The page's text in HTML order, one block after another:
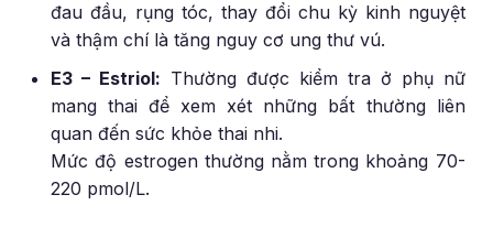
đau đầu, rụng tóc, thay đổi chu kỳ kinh nguyệt
và thậm chí là tăng nguy cơ ung thư vú.
E3 – Estriol: Thường được kiểm tra ở phụ nữ
mang thai để xem xét những bất thường liên
quan đến sức khỏe thai nhi.
Mức độ estrogen thường nằm trong khoảng 70-
220 pmol/L.